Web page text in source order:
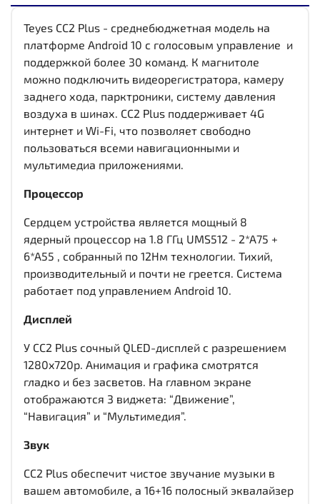
Teyes CC2 Plus - среднебюджетная модель на
платформе Android 10 с голосовым управление и
поддержкой более 30 команд. К магнитоле
можно подключить видеорегистратора, камеру
заднего хода, парктроники, систему давления
воздуха в шинах. CC2 Plus поддерживает 4G
интернет и Wi-Fi, что позволяет свободно
пользоваться всеми навигационными и
мультимедиа приложениями.
Процессор
Сердцем устройства является мощный 8
ядерный процессор на 1.8 ГГц UMS512 - 2*A75 +
6*A55 , собранный по 12Нм технологии. Тихий,
производительный и почти не греется. Система
работает под управлением Android 10.
Дисплей
У CC2 Plus сочный QLED-дисплей c разрешением
1280x720р. Анимация и графика смотрятся
гладко и без засветов. На главном экране
отображаются 3 виджета: “Движение”,
“Навигация” и “Мультимедия”.
Звук
CC2 Plus обеспечит чистое звучание музыки в
вашем автомобиле, а 16+16 полосный эквалайзер